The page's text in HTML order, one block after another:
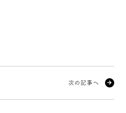
次の記事へ